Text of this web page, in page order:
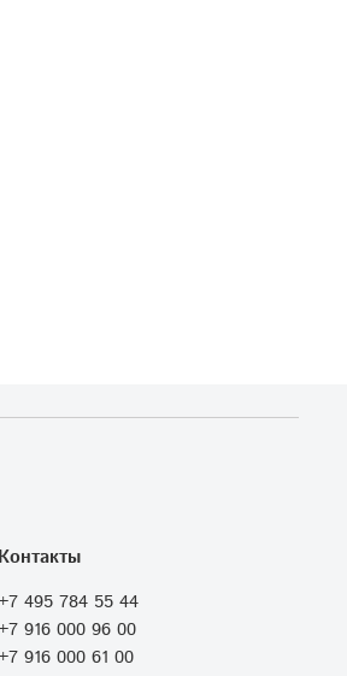
Контакты
495 784 55 44
916 000 96 00
916 000 61 00